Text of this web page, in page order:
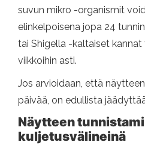
suvun mikro -organismit
elinkelpoisena jopa 24
tai Shigella -kaltaiset
viikkoihin asti.
Jos arvioidaan, että
päivää, on edullista
Näytteen
kuljetusvälineinä